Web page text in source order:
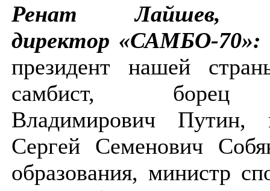
Ренат Лайшев,
директор «САМБО-70»:
президент нашей
самбист, борец
Владимирович
Сергей Семенович
образования, министр